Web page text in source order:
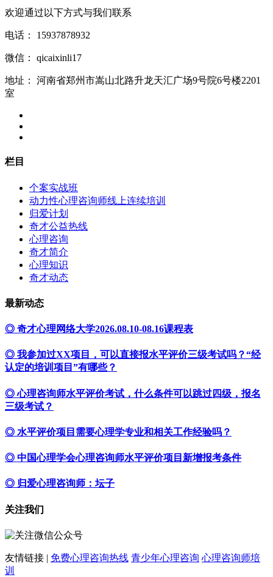
欢迎通过以下方式与我们联系
电话： 15937878932
微信： qicaixinli17
地址：
河南省郑州市嵩山北路升龙天汇广场9号院6号楼2201
室
栏目
个案实战班
动力性心理咨询师线上连续培训
归爱计划
奇才公益热线
心理咨询
奇才简介
心理知识
奇才动态
最新动态
◎ 奇才心理网络大学2026.08.10-08.16课程表
◎ 我参加过XX项目，可以直接报水平评价三级考试吗？“经
认定的培训项目”有哪些？
◎ 心理咨询师水平评价考试，什么条件可以跳过四级，报名
三级考试？
◎ 水平评价项目需要心理学专业和相关工作经验吗？
◎ 中国心理学会心理咨询师水平评价项目新增报考条件
◎ 归爱心理咨询师：坛子
关注我们
友情链接 | 免费心理咨询热线 青少年心理咨询 心理咨询师培
训